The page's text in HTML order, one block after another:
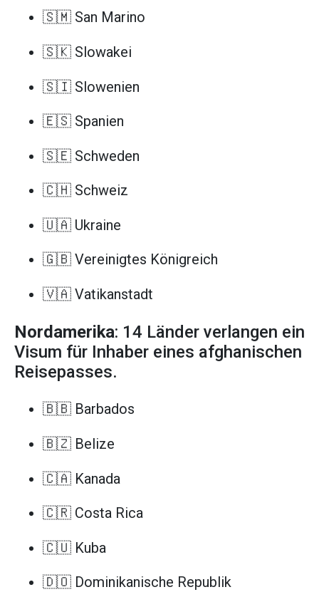
🇸🇲 San Marino
🇸🇰 Slowakei
🇸🇮 Slowenien
🇪🇸 Spanien
🇸🇪 Schweden
🇨🇭 Schweiz
🇺🇦 Ukraine
🇬🇧 Vereinigtes Königreich
🇻🇦 Vatikanstadt
Nordamerika: 14 Länder verlangen ein
Visum für Inhaber eines afghanischen
Reisepasses.
🇧🇧 Barbados
🇧🇿 Belize
🇨🇦 Kanada
🇨🇷 Costa Rica
🇨🇺 Kuba
🇩🇴 Dominikanische Republik